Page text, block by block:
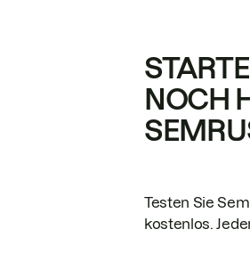
NOCH
Testen Sie
kostenlos.